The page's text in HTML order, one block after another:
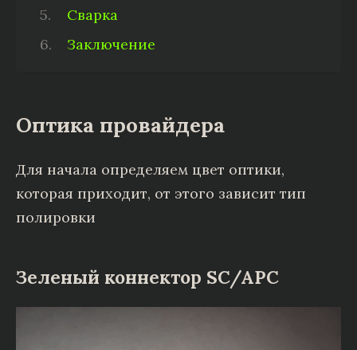
Сварка
Заключение
Оптика провайдера
Для начала определяем цвет оптики,
которая приходит, от этого зависит тип
полировки
Зеленый коннектор SC/APC